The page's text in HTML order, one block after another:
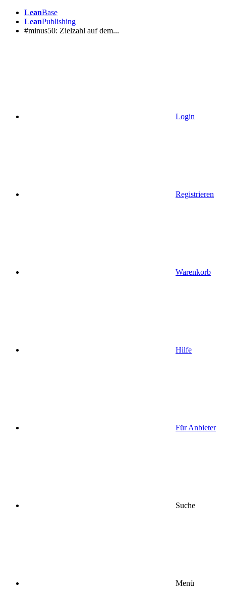
LeanBase
LeanPublishing
#minus50: Zielzahl auf dem...
Login
Registrieren
Warenkorb
Hilfe
Für Anbieter
Suche
Menü